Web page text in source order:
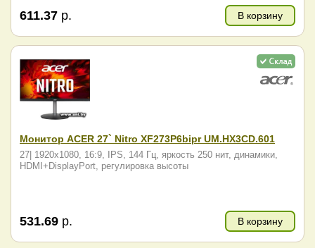
611.37 р. В корзину
Монитор ACER 27` Nitro XF273P6bipr UM.HX3CD.601
27| 1920x1080, 16:9, IPS, 144 Гц, яркость 250 нит, динамики,
HDMI+DisplayPort, регулировка высоты
531.69 р. В корзину